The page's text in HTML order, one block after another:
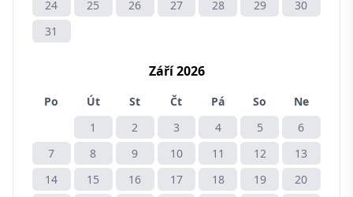
24
25 26 27 28 29
30
31
Září 2026
Po Út St Čt Pá So
Ne
1
2 3 4 5
6
7
8 9 10 11 12
13
14
15 16 17 18 19
20